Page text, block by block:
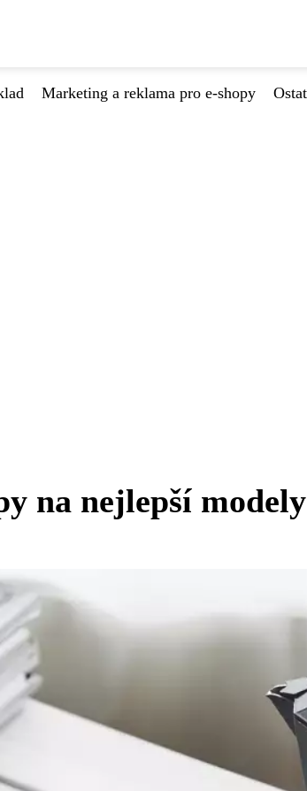
Marketing a reklama pro e-shopy
na nejlepší